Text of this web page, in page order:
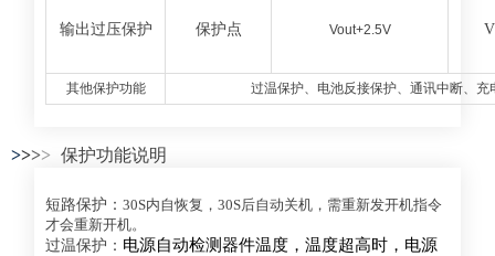
输出过压保护 保护点 Vout+2.5V V
其他保护功能 过温保护、电池反接保护、通讯中断、充
>>>> 保护功能说明
短路保护：30S内自恢复，30S后自动关机，需重新发开机指令
才会重新开机。
过温保护： 电源自动检测器件温度，温度超高时，电源